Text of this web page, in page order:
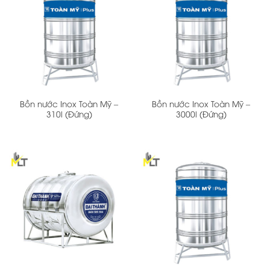
Bồn nước Inox Toàn Mỹ –
310l (Đứng)
Bồn nước Inox Toàn Mỹ –
3000l (Đứng)